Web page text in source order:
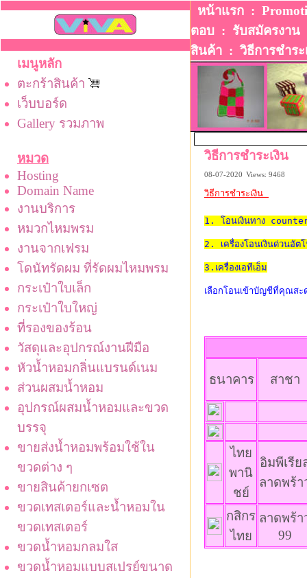
เมนูหลัก
ตะกร้าสินค้า
เว็บบอร์ด
Gallery รวมภาพ
หมวด
Hosting
Domain Name
งานบริการ
หมวกไหมพรม
งานจากเฟรม
โดนัทรัดผม ที่รัดผมไหมพรม
กระเป๋าใบเล็ก
กระเป๋าใบใหญ่
ที่รองของร้อน
วัสดุและอุปกรณ์งานฝีมือ
หัวน้ำหอมกลิ่นแบรนด์เนม
ส่วนผสมน้ำหอม
อุปกรณ์ผสมน้ำหอมและขวด
บรรจุ
ขายส่งน้ำหอมพร้อมใช้ใน
ขวดต่าง ๆ
ขายสินค้ายกเซต
ขวดเทสเตอร์และน้ำหอมใน
ขวดเทสเตอร์
ขวดน้ำหอมกลมใส
ขวดน้ำหอมแบบสเปรย์ขนาด
หน้าแรก :
ตอบ : รับสมัครงาน
สินค้า :วิธีการชําระ
วิธีการชําระเงิน
08-07-2020 Views: 9468
วิธีการชำระเงิน
1. โอนเงินทาง
2. เครื่องโอนเงินด่วนอัต
3.เครื่องเอทีเอ็ม
เลือกโอนเข้าบัญชีที่คุณสะ
ธนาคาร สาชา
ไทย
พานิ
ชย์
อิมพีเรีย
ลาดพร้า
กสิกร
ไทย
ลาดพร้า
99